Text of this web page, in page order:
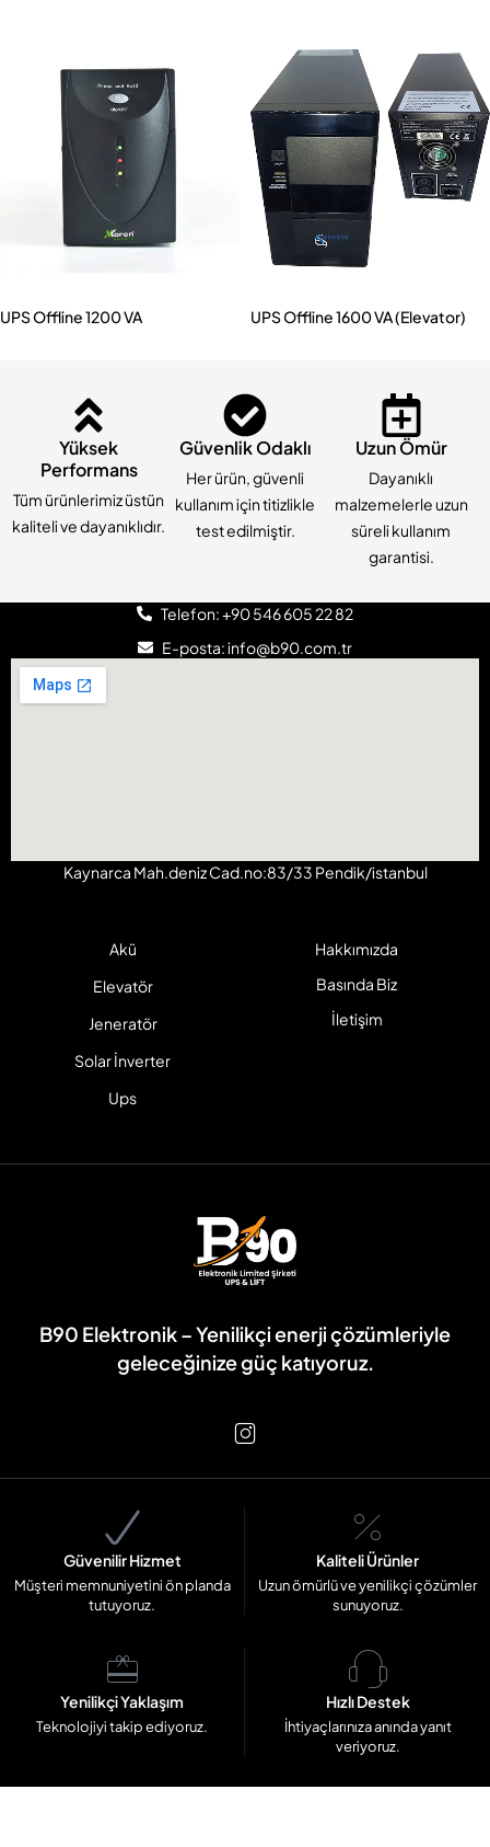
UPS Offline 1200 VA UPS Offline 1600 VA (Elevator)
Yüksek
Performans
Tüm ürünlerimiz üstün
kaliteli ve dayanıklıdır.
Güvenlik Odaklı
Her ürün, güvenli
kullanım için titizlikle
test edilmiştir.
Uzun Ömür
Dayanıklı
malzemelerle uzun
süreli kullanım
garantisi.
B90 Elektronik – Yenilikçi enerji çözümleriyle
geleceğinize güç katıyoruz.
Akü
Elevatör
Jeneratör
Solar İnverter
Ups
Hakkımızda
Basında Biz
İletişim
Telefon: +90 546 605 22 82
E-posta: info@b90.com.tr
Kaynarca Mah.deniz Cad.no:83/33 Pendik/istanbul
Güvenilir Hizmet
Müşteri memnuniyetini ön planda
tutuyoruz.
Kaliteli Ürünler
Uzun ömürlü ve yenilikçi çözümler
sunuyoruz.
Yenilikçi Yaklaşım
Teknolojiyi takip ediyoruz.
Hızlı Destek
İhtiyaçlarınıza anında yanıt
veriyoruz.